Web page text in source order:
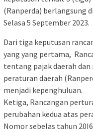
(Ranperda) berlangsung
Selasa 5 September 2023.
Dari tiga keputusan
yang yang pertama,
tentang pajak daerah dan
peraturan daerah
menjadi kepenghuluan.
Ketiga, Rancangan
perubahan kedua atas
Nomor sebelas tahun